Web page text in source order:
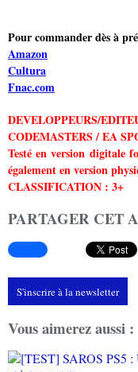
Pour commander dès à
Amazon
Cultura
Fnac.com
DEVELOPPEURS/
CODEMASTERS / EA
Testé en version digitale
également en version
CLASSIFICATION : 3+
PARTAGER CET
S'inscrire à la newsletter
Vous aimerez aussi :